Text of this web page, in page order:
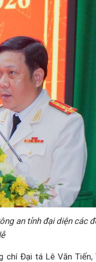
an tỉnh đại diện các
chí Đại tá Lê Văn Tiến,